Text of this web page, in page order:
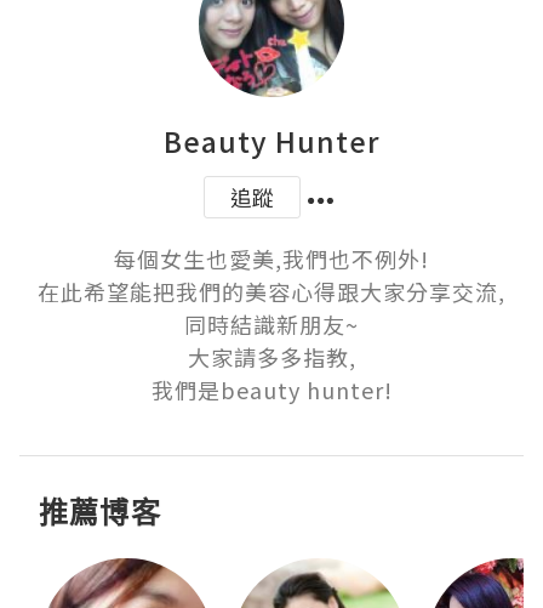
Beauty Hunter
追蹤
每個女生也愛美,我們也不例外!
在此希望能把我們的美容心得跟大家分享交流,
同時結識新朋友~
大家請多多指教,
我們是beauty hunter!
推薦博客